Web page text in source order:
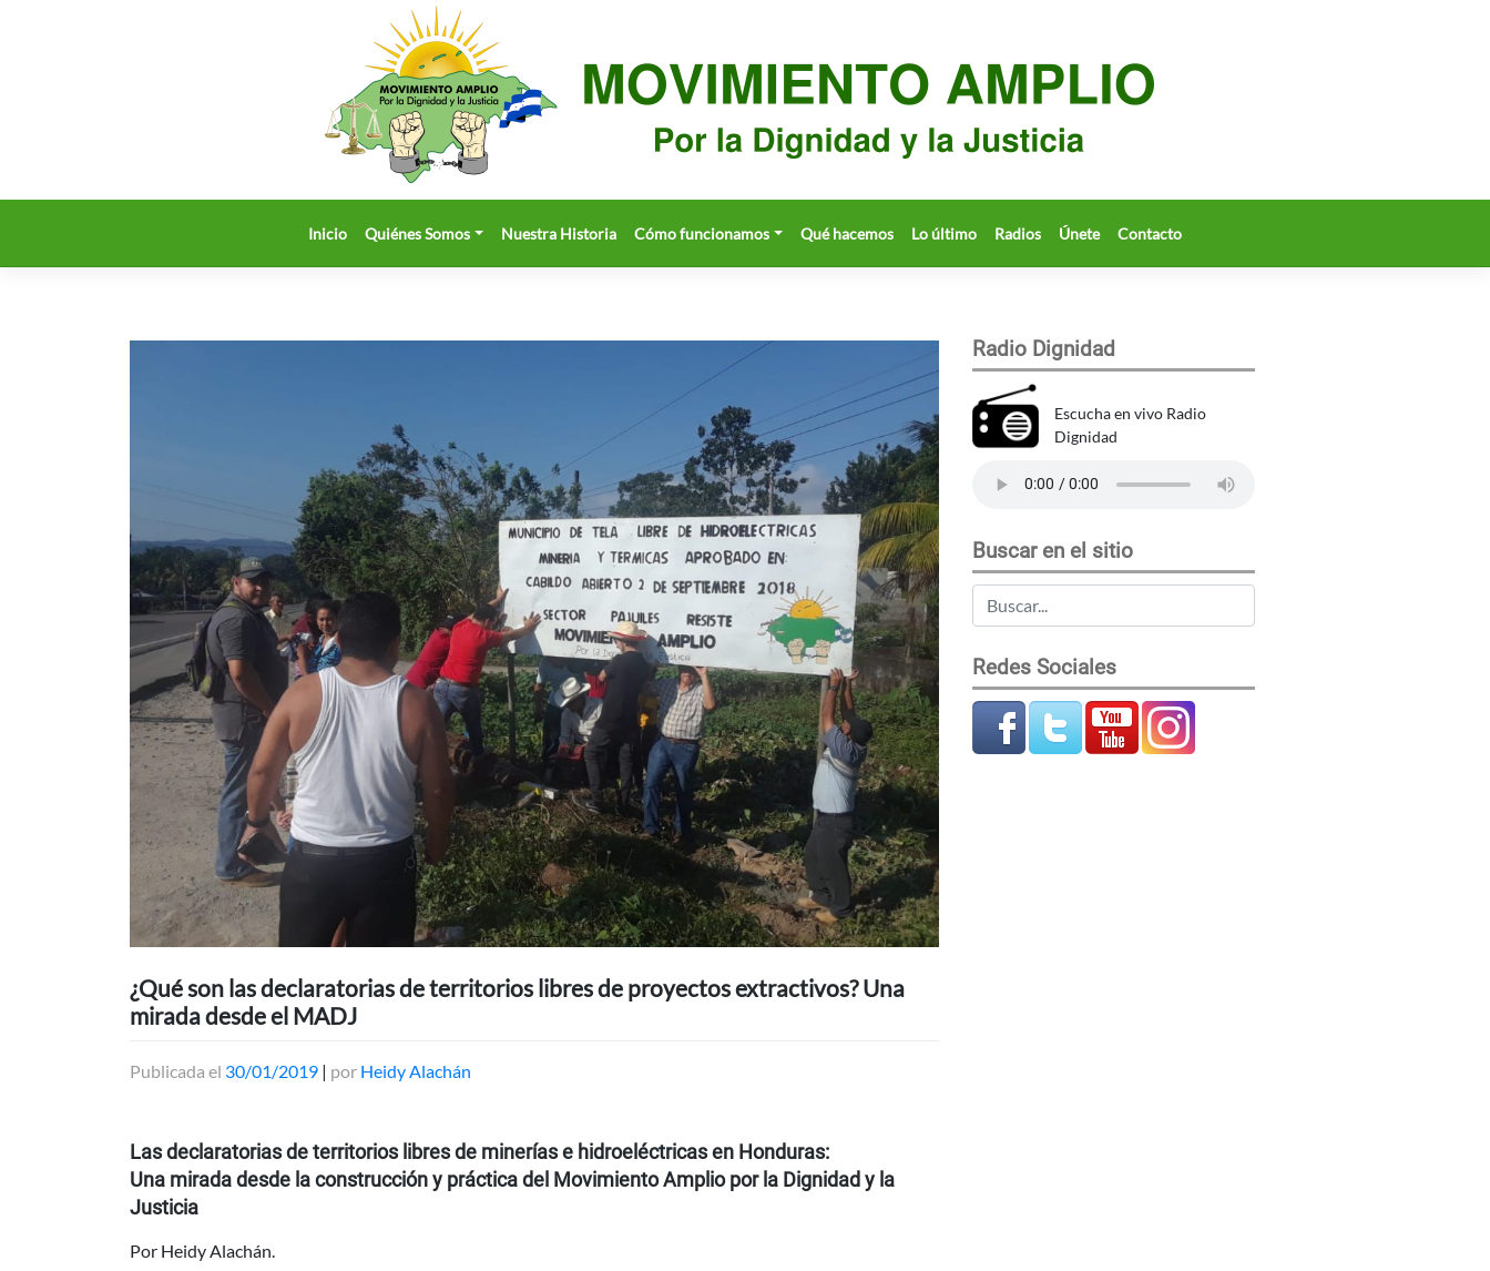
Inicio Quiénes Somos Nuestra Historia Cómo funcionamos Qué hacemos Lo último Radios Únete Contacto
¿Qué son las declaratorias de territorios libres de proyectos extractivos? Una
mirada desde el MADJ
Publicada el 30/01/2019 | por Heidy Alachán
Las declaratorias de territorios libres de minerías e hidroeléctricas en Honduras:
Una mirada desde la construcción y práctica del Movimiento Amplio por la Dignidad y la
Justicia
Por Heidy Alachán.
Radio Dignidad
Escucha en vivo Radio
Dignidad
Buscar en el sitio
Redes Sociales